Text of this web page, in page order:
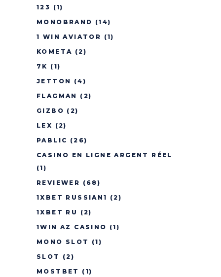
123 (1)
MONOBRAND (14)
1 WIN AVIATOR (1)
KOMETA (2)
7K (1)
JETTON
(4)
FLAGMAN
(2)
GIZBO (2)
LEX (2)
PABLIC (26)
CASINO EN LIGNE ARGENT RÉEL
(1)
REVIEWER (68)
1XBET RUSSIAN1 (2)
1XBET RU
(2)
1WIN AZ CASINO (1)
MONO SLOT
(1)
SLOT
(2)
MOSTBET
(1)